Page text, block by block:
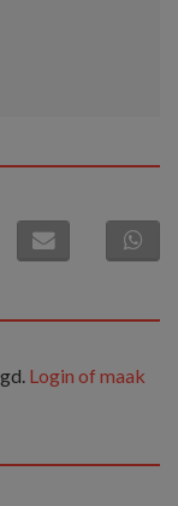
Login of maak